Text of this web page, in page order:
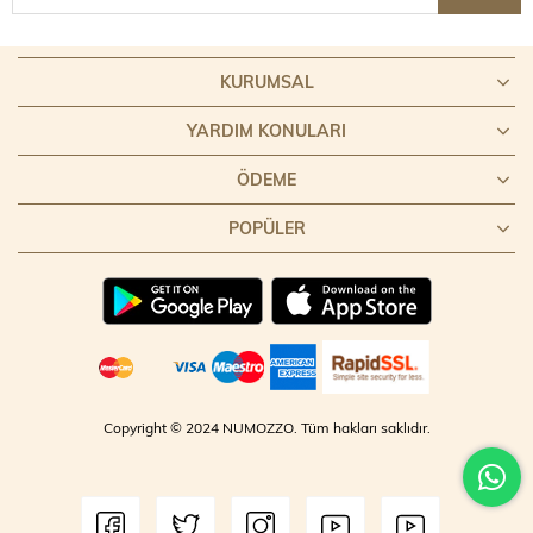
KURUMSAL
YARDIM KONULARI
ÖDEME
POPÜLER
Copyright © 2024 NUMOZZO. Tüm hakları saklıdır.